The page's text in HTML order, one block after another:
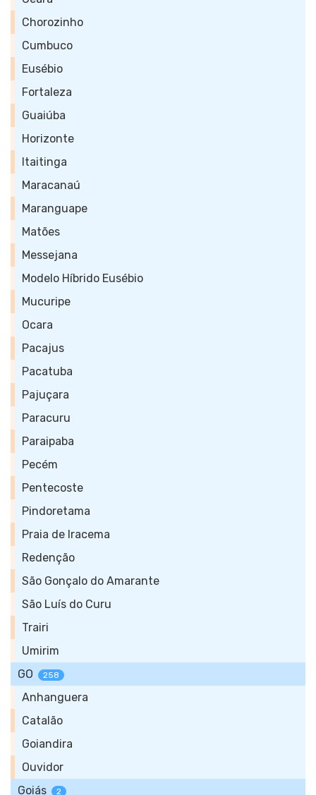
Chorozinho
Cumbuco
Eusébio
Fortaleza
Guaiúba
Horizonte
Itaitinga
Maracanaú
Maranguape
Matões
Messejana
Modelo Híbrido Eusébio
Mucuripe
Ocara
Pacajus
Pacatuba
Pajuçara
Paracuru
Paraipaba
Pecém
Pentecoste
Pindoretama
Praia de Iracema
Redenção
São Gonçalo do Amarante
São Luís do Curu
Trairi
Umirim
GO
258
Anhanguera
Catalão
Goiandira
Ouvidor
Goiás
2